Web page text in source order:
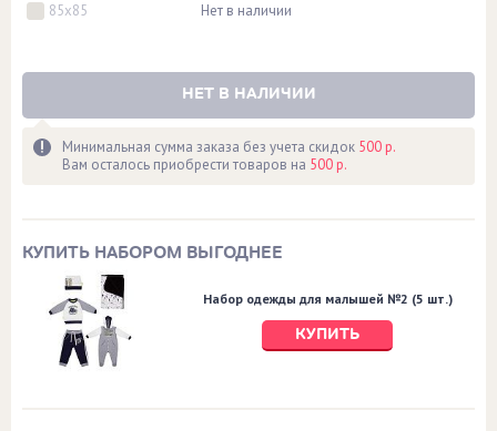
85x85 Нет в наличии
НЕТ В НАЛИЧИИ
Минимальная сумма заказа без учета скидок 500 р.
Вам осталось приобрести товаров на 500 р.
КУПИТЬ НАБОРОМ ВЫГОДНЕЕ
Набор одежды для малышей №2 (5 шт.)
КУПИТЬ